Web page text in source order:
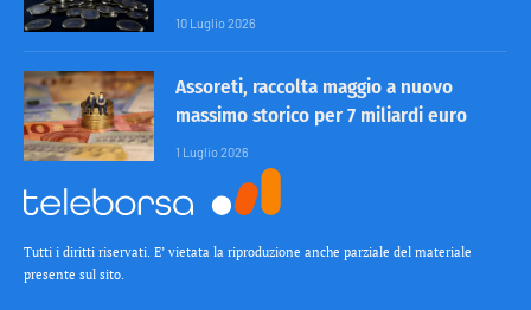
10 Luglio 2026
Assoreti, raccolta maggio a nuovo
massimo storico per 7 miliardi euro
1 Luglio 2026
Tutti i diritti riservati. E’ vietata la riproduzione anche parziale del materiale
presente sul sito.